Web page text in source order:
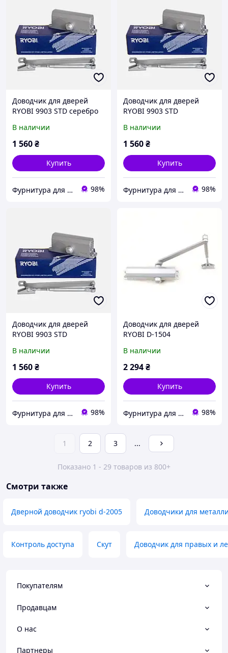
Доводчик для дверей
RYOBI 9903 STD серебро
В наличии
1 560₴
Купить
Фурнитура для окон и дверей 98%
Доводчик для дверей
RYOBI 9903 STD
В наличии
1 560₴
Купить
Фурнитура для окон и дверей 98%
Доводчик для дверей
RYOBI 9903 STD
В наличии
1 560₴
Купить
Фурнитура для окон и дверей 98%
Доводчик для дверей
RYOBI D-1504
В наличии
2 294₴
Купить
Фурнитура для окон и дверей 98%
1 2 3 ...
Показано 1 - 29 товаров из 800+
Смотри также
Дверной доводчик ryobi d-2005 Доводчики для
Контроль доступа Скут Доводчик для правых и
Покупателям
Продавцам
О нас
Партнеры